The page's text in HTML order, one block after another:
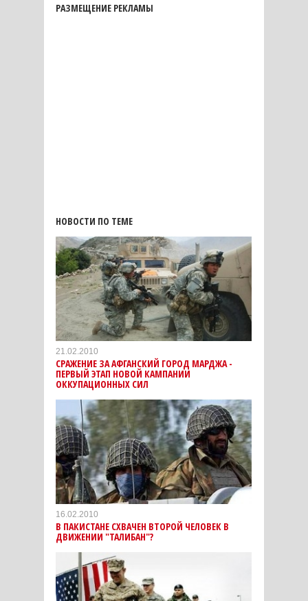
РАЗМЕЩЕНИЕ РЕКЛАМЫ
НОВОСТИ ПО ТЕМЕ
21.02.2010
СРАЖЕНИЕ ЗА АФГАНСКИЙ ГОРОД МАРДЖА -
ПЕРВЫЙ ЭТАП НОВОЙ КАМПАНИИ
ОККУПАЦИОННЫХ СИЛ
16.02.2010
В ПАКИСТАНЕ СХВАЧЕН ВТОРОЙ ЧЕЛОВЕК В
ДВИЖЕНИИ "ТАЛИБАН"?